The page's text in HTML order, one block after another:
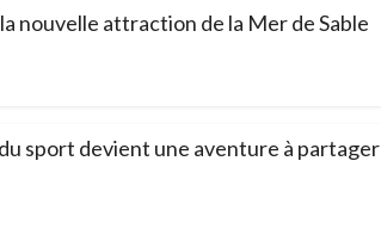
nouvelle attraction de la Mer de Sable
sport devient une aventure à partager